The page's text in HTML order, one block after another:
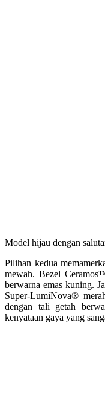
Model hijau dengan
Pilihan kedua
mewah. Bezel
berwarna emas kuning.
Super-LumiNova®
dengan tali getah
kenyataan gaya yang